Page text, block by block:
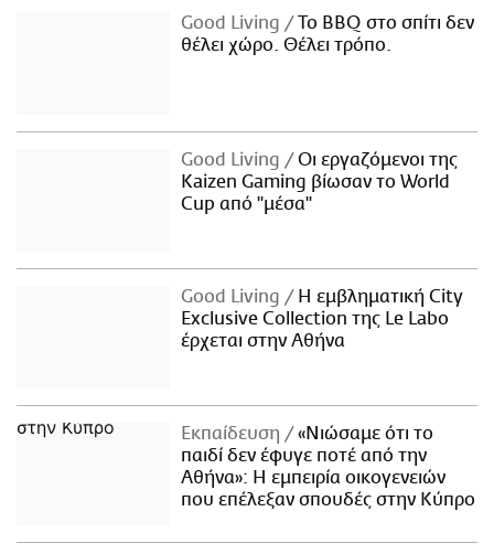
Good Living
Το BBQ στο σπίτι δεν
θέλει χώρο. Θέλει τρόπο.
Good Living
Οι εργαζόμενοι της
Kaizen Gaming βίωσαν το World
Cup από "μέσα"
Good Living
Η εμβληματική City
Exclusive Collection της Le Labo
έρχεται στην Αθήνα
Εκπαίδευση
«Νιώσαμε ότι το
παιδί δεν έφυγε ποτέ από την
Αθήνα»: Η εμπειρία οικογενειών
που επέλεξαν σπουδές στην Κύπρο